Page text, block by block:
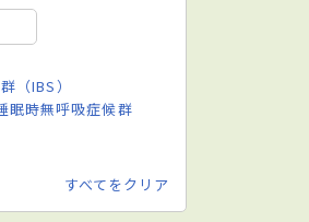
（IBS）
眠時無呼吸症候群
すべてをクリア